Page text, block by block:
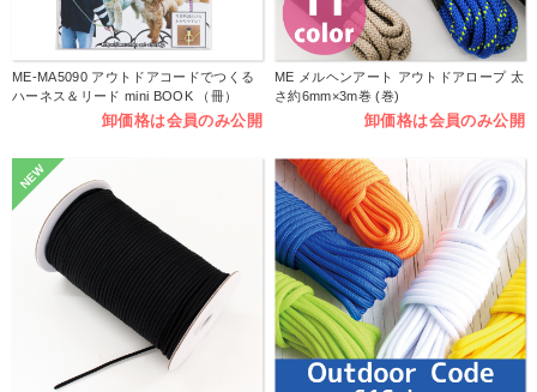
ME-MA5090 アウトドアコードでつくる
ハーネス＆リード mini BOOK （冊）
卸価格は会員のみ公開
ME メルヘンアート アウトドアロープ 太
さ約6mm×3m巻 (巻)
卸価格は会員のみ公開
NEW